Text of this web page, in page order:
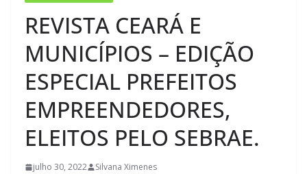
REVISTA CEARÁ E
MUNICÍPIOS – EDIÇÃO
ESPECIAL PREFEITOS
EMPREENDEDORES,
ELEITOS PELO SEBRAE.
julho 30, 2022 Silvana Ximenes